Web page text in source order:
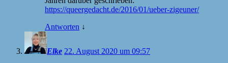
https://queergedacht.de/2016/01/ueber-zigeuner/
Antworten ↓
Elke 22. August 2020 um 09:57